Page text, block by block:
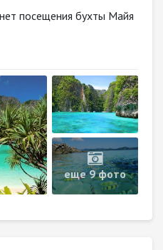
посещения бухты Майя
еще 9 фото